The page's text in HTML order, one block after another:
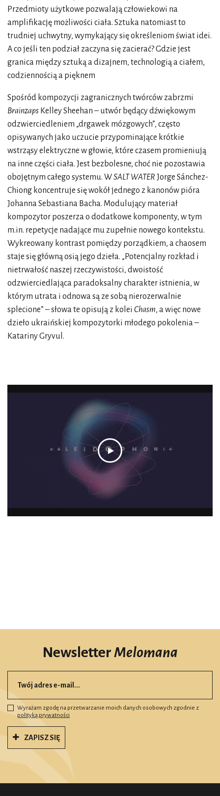
Przedmioty użytkowe pozwalają człowiekowi na
amplifikację możliwości ciała. Sztuka natomiast to
trudniej uchwytny, wymykający się określeniom świat idei.
A co jeśli ten podział zaczyna się zacierać? Gdzie jest
granica między sztuką a dizajnem, technologią a ciałem,
codziennością a pięknem
Spośród kompozycji zagranicznych twórców zabrzmi
Brainzaps Kelley Sheehan – utwór będący dźwiękowym
odzwierciedleniem „drgawek mózgowych”, często
opisywanych jako uczucie przypominające krótkie
wstrząsy elektryczne w głowie, które czasem promieniują
na inne części ciała. Jest bezbolesne, choć nie pozostawia
obojętnym całego systemu. WSALT WATER Jorge Sánchez-
Chiong koncentruje się wokół jednego z kanonów pióra
Johanna Sebastiana Bacha. Modulujący materiał
kompozytor poszerza o dodatkowe komponenty, w tym
m.in. repetycje nadające mu zupełnie nowego kontekstu.
Wykreowany kontrast pomiędzy porządkiem, a chaosem
staje się główną osią jego dzieła. „Potencjalny rozkład i
nietrwałość naszej rzeczywistości, dwoistość
odzwierciedlająca paradoksalny charakter istnienia, w
którym utrata i odnowa są ze sobą nierozerwalnie
splecione” – słowa te opisują z kolei Chasm, a więc nowe
dzieło ukraińskiej kompozytorki młodego pokolenia –
Katariny Gryvul.
NewsletterMelomana
Wyrażam zgodę na przetwarzanie moich danych osobowych zgodnie z
polityką prywatności
ZAPISZ SIĘ